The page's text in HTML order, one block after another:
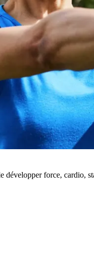
développer force, cardio,